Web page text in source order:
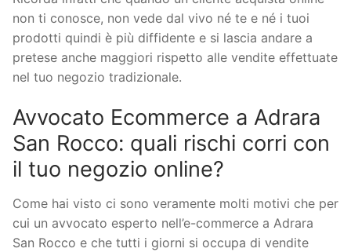
non ti conosce, non vede dal vivo né te e né i tuoi
prodotti quindi è più diffidente e si lascia andare a
pretese anche maggiori rispetto alle vendite effettuate
nel tuo negozio tradizionale.
Avvocato Ecommerce a Adrara
San Rocco: quali rischi corri con
il tuo negozio online?
Come hai visto ci sono veramente molti motivi che per
cui un avvocato esperto nell’e-commerce a Adrara
San Rocco e che tutti i giorni si occupa di vendite